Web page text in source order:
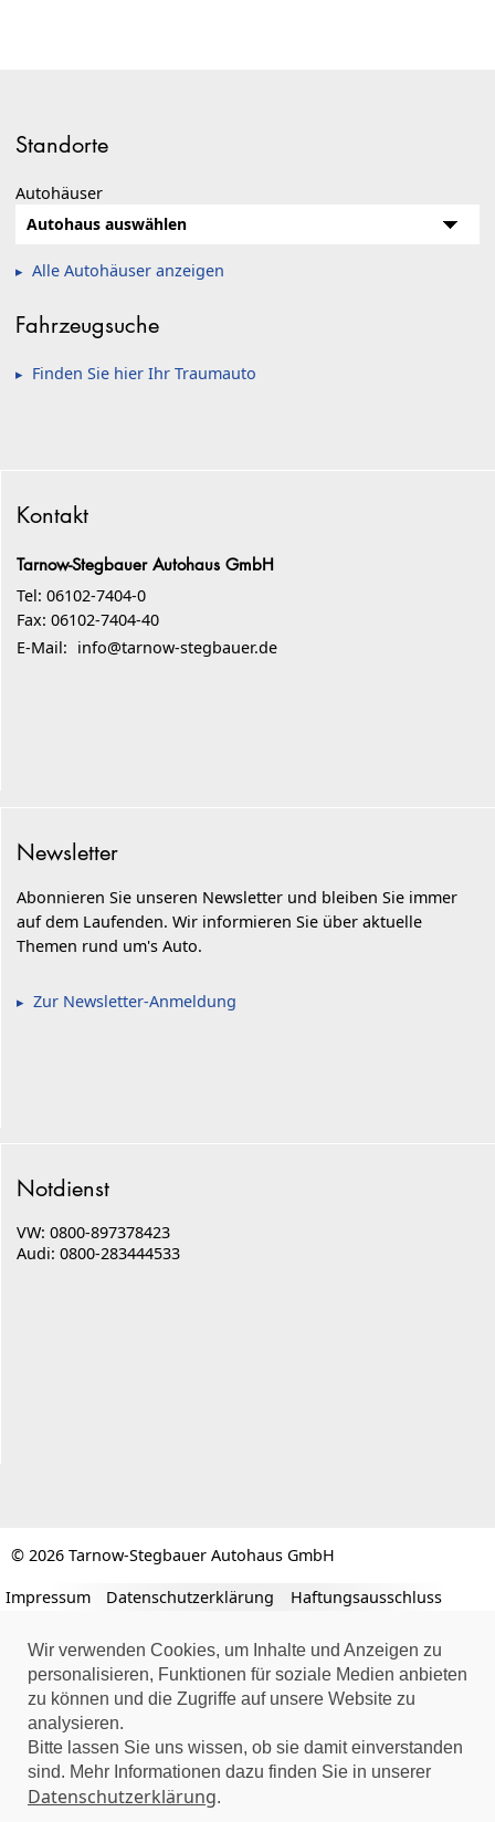
Standorte
Autohäuser
Alle Autohäuser anzeigen
Fahrzeugsuche
Finden Sie hier Ihr Traumauto
Kontakt
Tarnow-Stegbauer Autohaus GmbH
Tel: 06102-7404-0
Fax: 06102-7404-40
E-Mail: info@tarnow-stegbauer.de
Newsletter
Abonnieren Sie unseren Newsletter und bleiben Sie immer
auf dem Laufenden. Wir informieren Sie über aktuelle
Themen rund um's Auto.
Zur Newsletter-Anmeldung
Notdienst
VW: 0800-897378423
Audi: 0800-283444533
© 2026 Tarnow-Stegbauer Autohaus GmbH
Impressum
Datenschutzerklärung Haftungsausschluss
Wir verwenden Cookies, um Inhalte und Anzeigen zu
personalisieren, Funktionen für soziale Medien anbieten
zu können und die Zugriffe auf unsere Website zu
analysieren.
Bitte lassen Sie uns wissen, ob sie damit einverstanden
sind. Mehr Informationen dazu finden Sie in unserer
Datenschutzerklärung.